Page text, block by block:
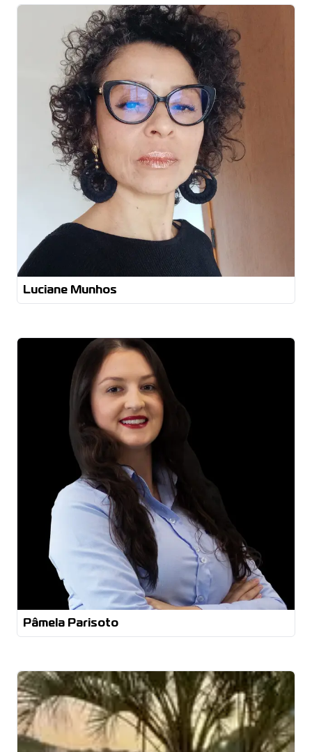
Luciane Munhos
Bacharelado em Administração com Habilitação em
Marketing Especialista em gestão estratégica
comercial Extensão
Gestão de Vendas e Estratégia de Negócios
Formação
Coaching de Vendas
Pâmela Parisoto
Bacharelado em Engenharia Mecânica
Eng. Eletricista